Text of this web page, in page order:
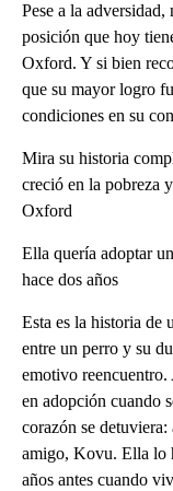
Pese a la
posición que hoy
Oxford. Y si bien
que su mayor logro
condiciones en su
Mira su historia
creció en la pobreza
Oxford
Ella quería adoptar
hace dos años
Esta es la historia de
entre un perro y su
emotivo reencuentro.
en adopción cuando
corazón se
amigo, Kovu. Ella lo
años antes cuando